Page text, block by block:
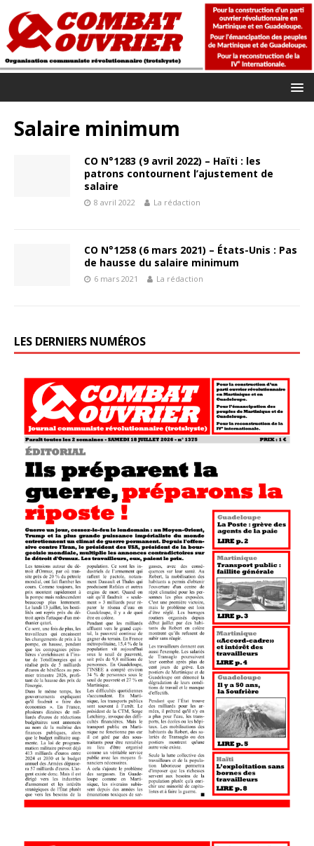
Salaire minimum
CO N°1283 (9 avril 2022) – Haïti : les
patrons contournent l’ajustement de
salaire
8 avril 2022 La rédaction
CO N°1258 (6 mars 2021) – États-Unis : Pas
de hausse du salaire minimum
6 mars 2021 La rédaction
LES DERNIERS NUMÉROS